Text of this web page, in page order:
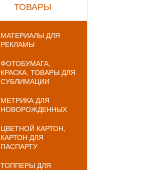
ТОВАРЫ
МАТЕРИАЛЫ ДЛЯ
РЕКЛАМЫ
ФОТОБУМАГА,
КРАСКА, ТОВАРЫ ДЛЯ
СУБЛИМАЦИИ
МЕТРИКА ДЛЯ
НОВОРОЖДЕННЫХ
ЦВЕТНОЙ КАРТОН,
КАРТОН ДЛЯ
ПАСПАРТУ
ТОППЕРЫ ДЛЯ